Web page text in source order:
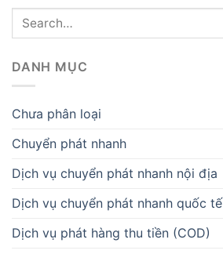
DANH MỤC
Chưa phân loại
Chuyển phát nhanh
Dịch vụ chuyển phát nhanh nội địa
Dịch vụ chuyển phát nhanh quốc tế
Dịch vụ phát hàng thu tiền (COD)